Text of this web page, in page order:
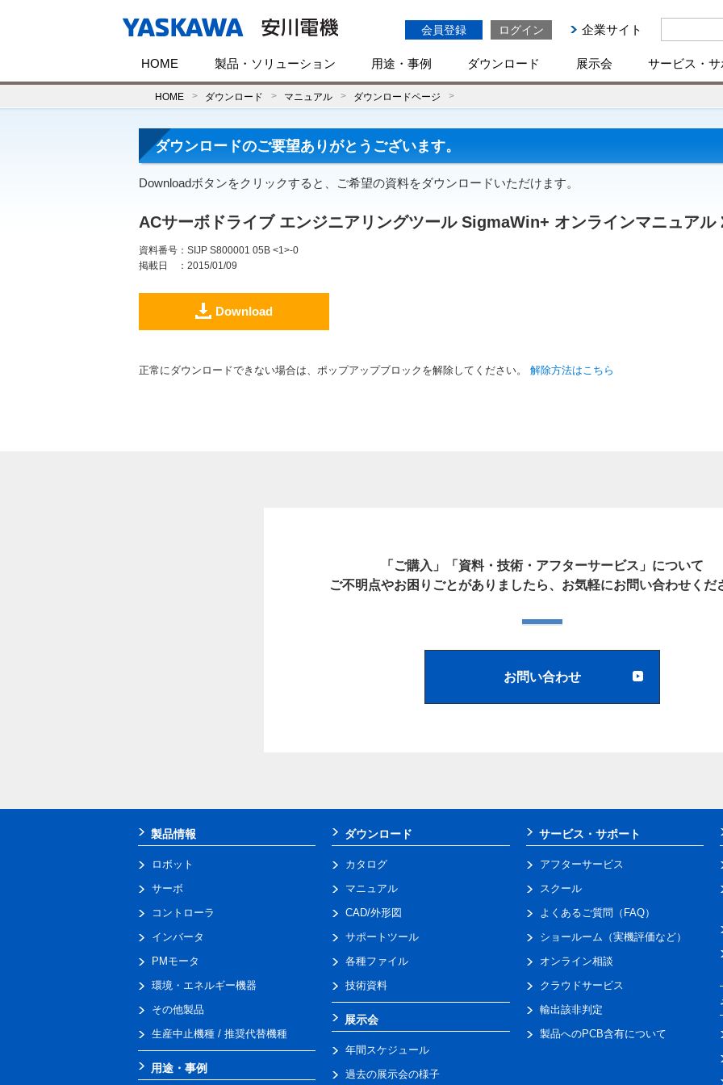
会員登録 ログイン 企業サイト
HOME 製品・ソリューション 用途・事例 ダウンロード 展示会 サービス・
HOME ダウンロード マニュアル ダウンロードページ
ダウンロードのご要望ありがとうございます。
Downloadボタンをクリックすると、ご希望の資料をダウンロードいただけます。
ACサーボドライブ エンジニアリングツール SigmaWin+ オンラインマニュアル
資料番号 ：SIJP S800001 05B <1>-0
掲載日
：2015/01/09
Download
正常にダウンロードできない場合は、ポップアップブロックを解除してください。 解除方法はこちら
「ご購入」「資料・技術・アフターサービス」について
ご不明点やお困りごとがありましたら、お気軽にお問い合わせくだ
お問い合わせ
製品情報
ロボット
サーボ
コントローラ
インバータ
PMモータ
環境・エネルギー機器
その他製品
生産中止機種 / 推奨代替機種
用途・事例
ダウンロード
カタログ
マニュアル
CAD/外形図
サポートツール
各種ファイル
技術資料
展示会
年間スケジュール
過去の展示会の様子
サービス・サポート
アフターサービス
スクール
よくあるご質問（FAQ）
ショールーム（実機評価など）
オンライン相談
クラウドサービス
輸出該非判定
製品へのPCB含有について